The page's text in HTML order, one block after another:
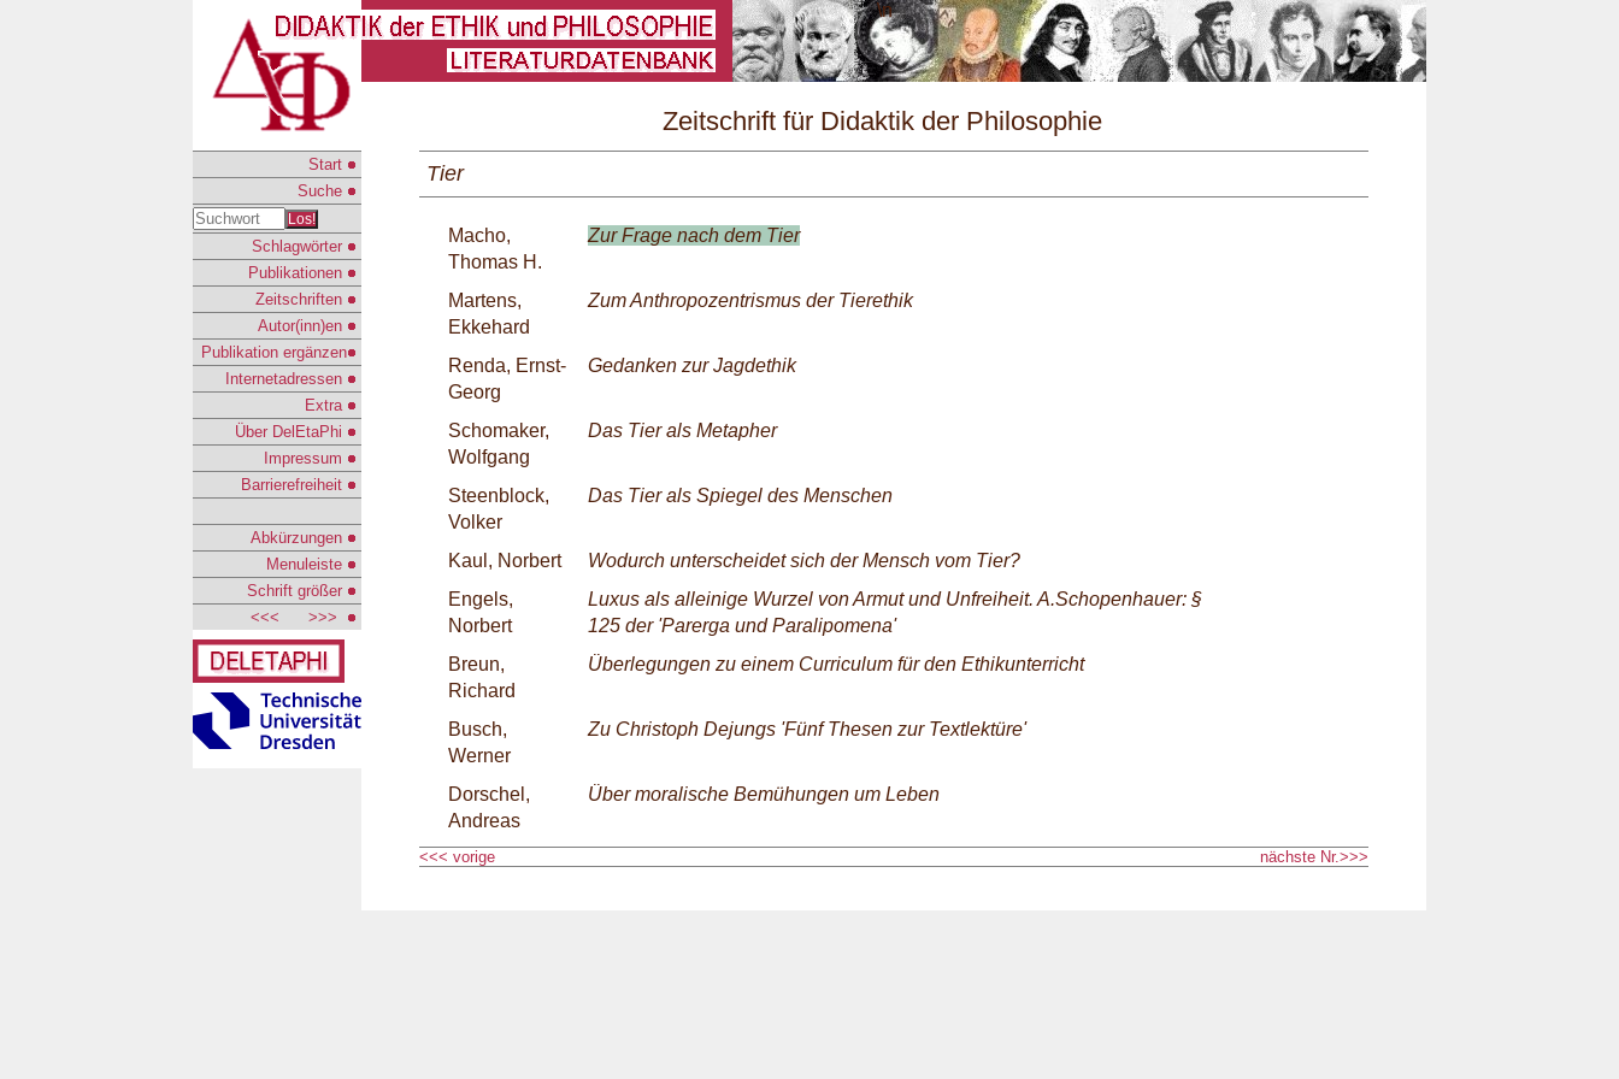
\n
Start
Suche
Los!
Schlagwörter
Publikationen
Zeitschriften
Autor(inn)en
Publikation ergänzen
Internetadressen
Extra
Über DelEtaPhi
Impressum
Barrierefreiheit
Abkürzungen
Menuleiste
Schrift größer
<<<
>>>
Zeitschrift für Didaktik der Philosophie
und Ethik Nr. 4/1994
Tier
Macho,
Thomas H.
Zur Frage nach dem Tier
Martens,
Ekkehard
Zum Anthropozentrismus der Tierethik
Renda, Ernst-
Georg
Gedanken zur Jagdethik
Schomaker,
Wolfgang
Das Tier als Metapher
Steenblock,
Volker
Das Tier als Spiegel des Menschen
Kaul, Norbert
Wodurch unterscheidet sich der Mensch vom Tier?
Engels,
Norbert
Luxus als alleinige Wurzel von Armut und Unfreiheit. A.Schopenhauer: §
125 der 'Parerga und Paralipomena'
Breun,
Richard
Überlegungen zu einem Curriculum für den Ethikunterricht
Busch,
Werner
Zu Christoph Dejungs 'Fünf Thesen zur Textlektüre'
Dorschel,
Andreas
Über moralische Bemühungen um Leben
<<< vorige nächste Nr.>>>